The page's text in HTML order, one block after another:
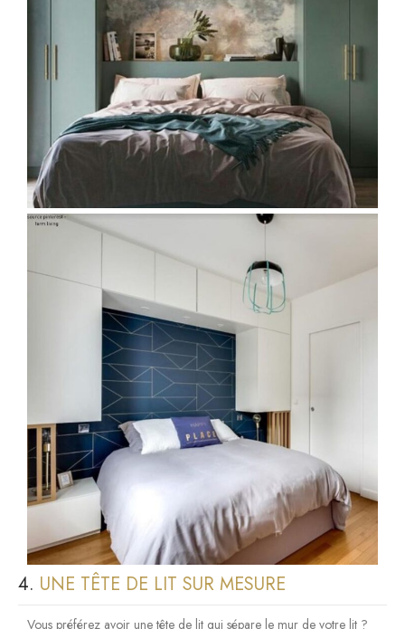
4. UNE TÊTE DE LIT SUR MESURE
Vous préférez avoir une tête de lit qui sépare le mur de votre lit ?